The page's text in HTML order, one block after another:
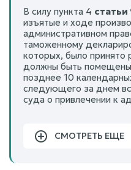
В силу пункта 4
изъятые и ходе
административном
таможенному
которых, было принято
должны быть помещены
позднее 10
следующего за днем
суда о привлечении к
СМОТРЕТЬ ЕЩЕ